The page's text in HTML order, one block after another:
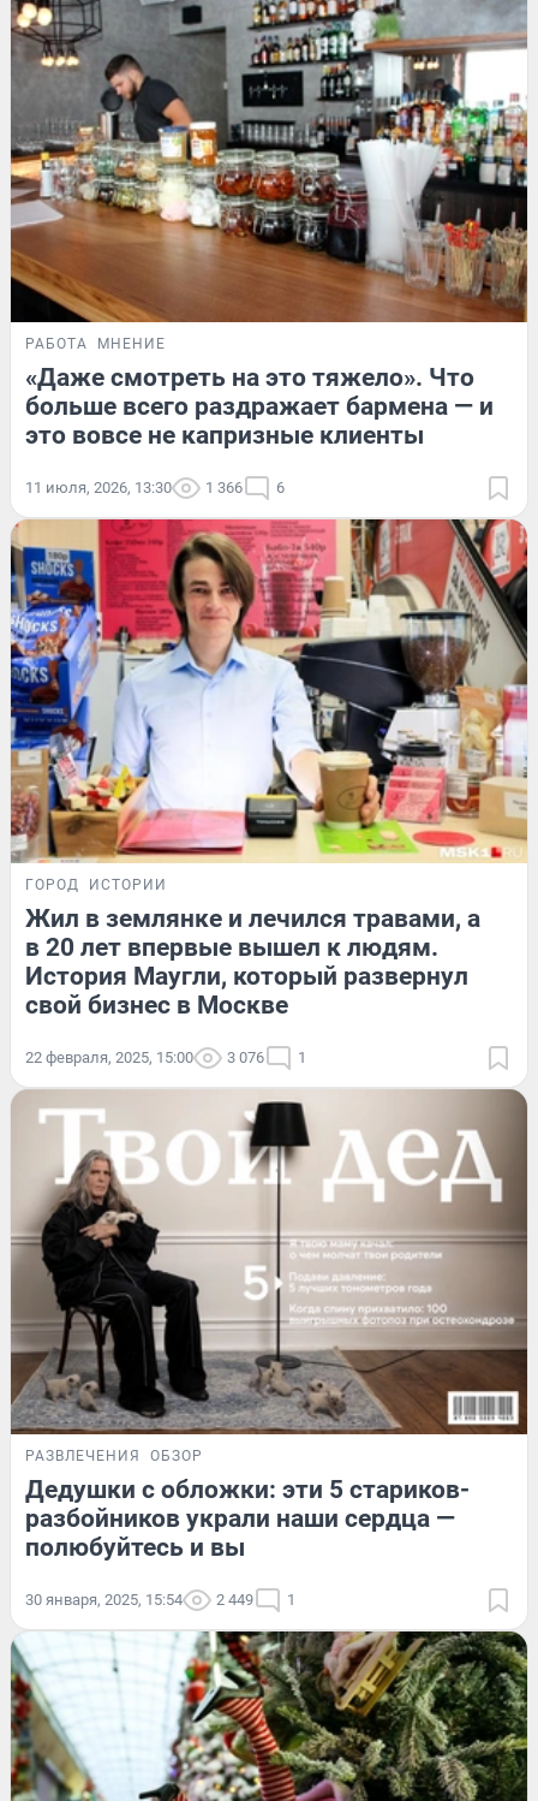
РАБОТА МНЕНИЕ
«Даже смотреть на это тяжело». Что
больше всего раздражает бармена — и
это вовсе не капризные клиенты
11 июля, 2026, 13:30 1 366 6
ГОРОД ИСТОРИИ
Жил в землянке и лечился травами, а
в 20 лет впервые вышел к людям.
История Маугли, который развернул
свой бизнес в Москве
22 февраля, 2025, 15:00 3 076 1
РАЗВЛЕЧЕНИЯ ОБЗОР
Дедушки с обложки: эти 5 стариков-
разбойников украли наши сердца —
полюбуйтесь и вы
30 января, 2025, 15:54 2 449 1